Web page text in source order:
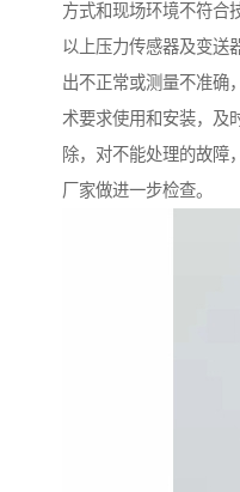
方式和现场环境不符合
以上压力传感器及变送
出不正常或测量不准确
术要求使用和安装，及
除，对不能处理的故障
厂家做进一步检查。